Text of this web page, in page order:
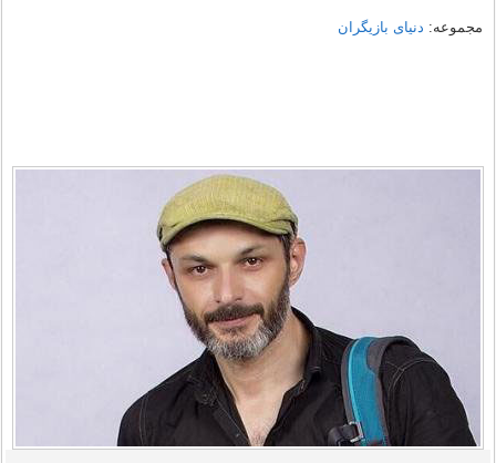
مجموعه: دنیای بازیگران